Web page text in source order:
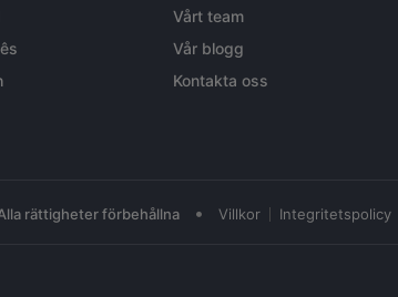
Vårt team
Vår blogg
Kontakta oss
rättigheter förbehållna • Villkor Integritetspolicy